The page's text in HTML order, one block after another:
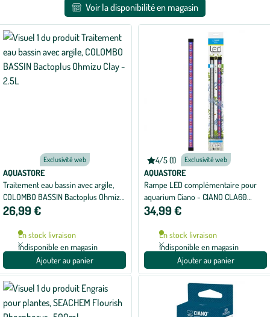
appliqués
Voir la disponibilité en magasin
Exclusivité web
AQUASTORE
Traitement eau bassin avec argile,
COLOMBO BASSIN Bactoplus Ohmizu
Clay - 2.5L
26,99 €
En stock livraison
Indisponible en magasin
Ajouter au panier
4/5 (1)
Note
moyenne
de
4
sur
5
avec
Exclusivité web
AQUASTORE
Rampe LED complémentaire pour
aquarium Ciano - CIANO CLA60
Plants
34,99 €
En stock livraison
Indisponible en magasin
Ajouter au panier